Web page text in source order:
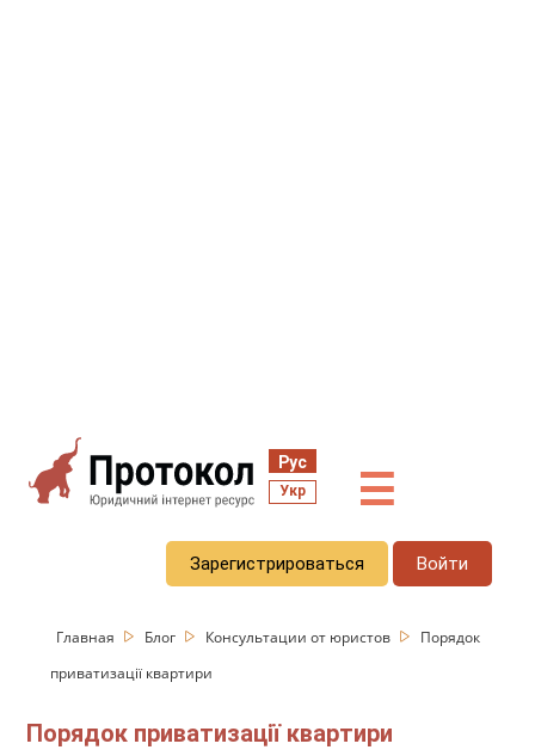
Рус
Укр ☰
Зарегистрироваться Войти
Главная Блог Консультации от юристов
Порядок
приватизації квартири
Порядок приватизації квартири